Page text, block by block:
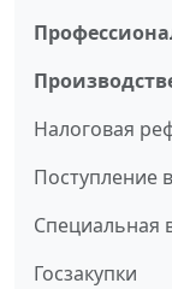
Налоговая
Поступление
Специальная
Госзакупки